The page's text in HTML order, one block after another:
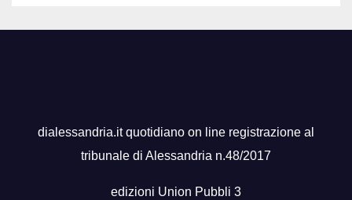
dialessandria.it quotidiano on line registrazione al
tribunale di Alessandria n.48/2017
edizioni Union Pubbli 3